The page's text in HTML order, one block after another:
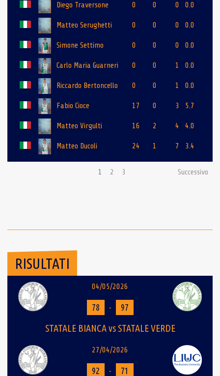
Diego Traversone 0 0 0 0.0
Matteo Serughetti 0 0 0 0.0
Simone Settimo 0 0 0 0.0
Carlo Maria Guarneri 0 0 1 0.0
Riccardo Bertoncello 0 0 1 0.0
Fabio Cioce 17 0 3 5.7
Matteo Virgulti 16 2 4 4.0
Matteo Ducoli 24 1 7 3.4
1 2 3 Successivo
RISULTATI
04/05/2026
78 - 97
STATALE BIANCA vs STATALE VERDE
27/04/2026
92 - 71